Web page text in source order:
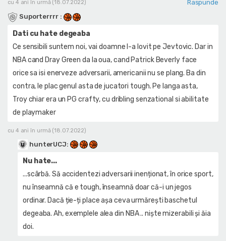
cu 4 ani în urmă (18.07.2022)
Raspunde
Suporterrrr :
Dati cu hate degeaba
Ce sensibili suntem noi, vai doamne l-a lovit pe Jevtovic. Dar in
NBA cand Dray Green da la oua, cand Patrick Beverly face
orice sa isi enerveze adversarii, americanii nu se plang. Ba din
contra, le plac genul asta de jucatori tough. Pe langa asta,
Troy chiar era un PG crafty, cu dribling senzational si abilitate
de playmaker
cu 4 ani în urmă (18.07.2022)
hunterUCJ:
Nu hate...
...scârbă. Să accidentezi adversarii inenționat, în orice sport,
nu înseamnă că e tough, înseamnă doar că-i un jegos
ordinar. Dacă ție-ți place aşa ceva urmăreşti baschetul
degeaba. Ah, exemplele alea din NBA .. nişte mizerabili şi ăia
doi.